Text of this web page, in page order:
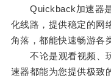
Quickback加速器是
化线路，提供稳定的网
角落，都能快速畅游各
不论是观看视频、玩
速器都能为您提供极致